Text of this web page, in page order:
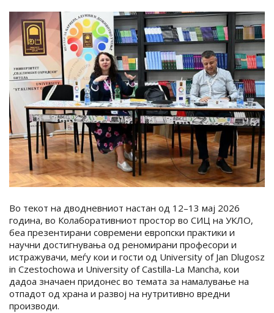
Во текот на дводневниот настан од 12–13 мај 2026
година, во Колаборативниот простор во СИЦ на УКЛО,
беа презентирани современи европски практики и
научни достигнувања од реномирани професори и
истражувачи, меѓу кои и гости од University of Jan Dlugosz
in Czestochowa и University of Castilla-La Mancha, кои
дадоа значаен придонес во темата за намалување на
отпадот од храна и развој на нутритивно вредни
производи.